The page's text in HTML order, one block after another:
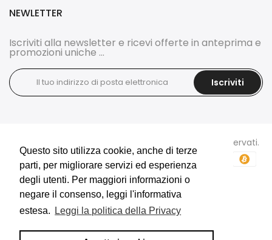
Questo sito utilizza cookie, anche di terze
parti, per migliorare servizi ed esperienza
degli utenti. Per maggiori informazioni o
negare il consenso, leggi l'informativa
estesa.
Leggi la politica della Privacy
Questo sito utilizza cookie, anche di terze
parti, per migliorare servizi ed esperienza
degli utenti. Per maggiori informazioni o
negare il consenso, leggi l'informativa
estesa.
Leggi la politica della Privacy
NEWLETTER
Iscriviti alla newsletter e ricevi offerte in anteprima e
promozioni uniche ...
Iscriviti
tutti i diritti sono riservati.
E-Commerce e Marketing realizzati da